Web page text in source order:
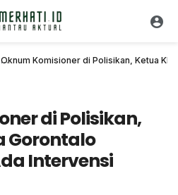
Oknum Komisioner di Polisikan, Ketua
di Polisikan,
Gorontalo
Intervensi